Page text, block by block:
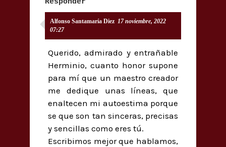
Responder
Alfonso Santamaría Diez 17 noviembre, 2022
07:27
Querido, admirado y entrañable
Herminio, cuanto honor supone
para mí que un maestro creador
me dedique unas líneas, que
enaltecen mi autoestima porque
se que son tan sinceras, precisas
y sencillas como eres tú.
Escribimos mejor que hablamos,